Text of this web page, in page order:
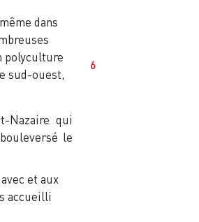
dans
polyculture
sud-ouest,
Nazaire qui
le
et aux
accueilli
6